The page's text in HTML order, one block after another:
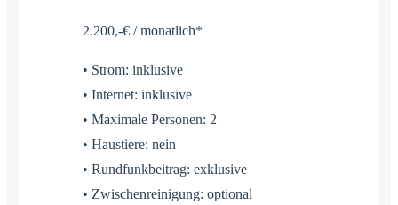
2.200,-€ / monatlich*
• Strom: inklusive
• Internet: inklusive
• Maximale Personen: 2
• Haustiere: nein
• Rundfunkbeitrag: exklusive
• Zwischenreinigung: optional